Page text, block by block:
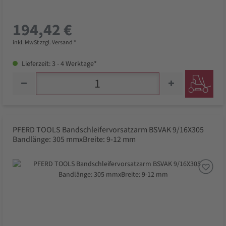
194,42 €
inkl. MwSt zzgl. Versand *
Lieferzeit: 3 - 4 Werktage*
PFERD TOOLS Bandschleifervorsatzarm BSVAK 9/16X305
Bandlänge: 305 mmxBreite: 9-12 mm